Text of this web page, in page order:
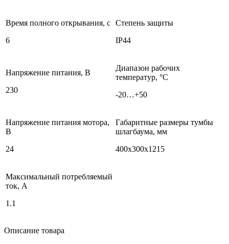
Время полного открывания, с
6
Степень защиты
IP44
Напряжение питания, В
230
Диапазон рабочих
температур, °С
-20…+50
Напряжение питания мотора,
В
24
Габаритные размеры тумбы
шлагбаума, мм
400х300х1215
Максимальный потребляемый
ток, А
1.1
Описание товара